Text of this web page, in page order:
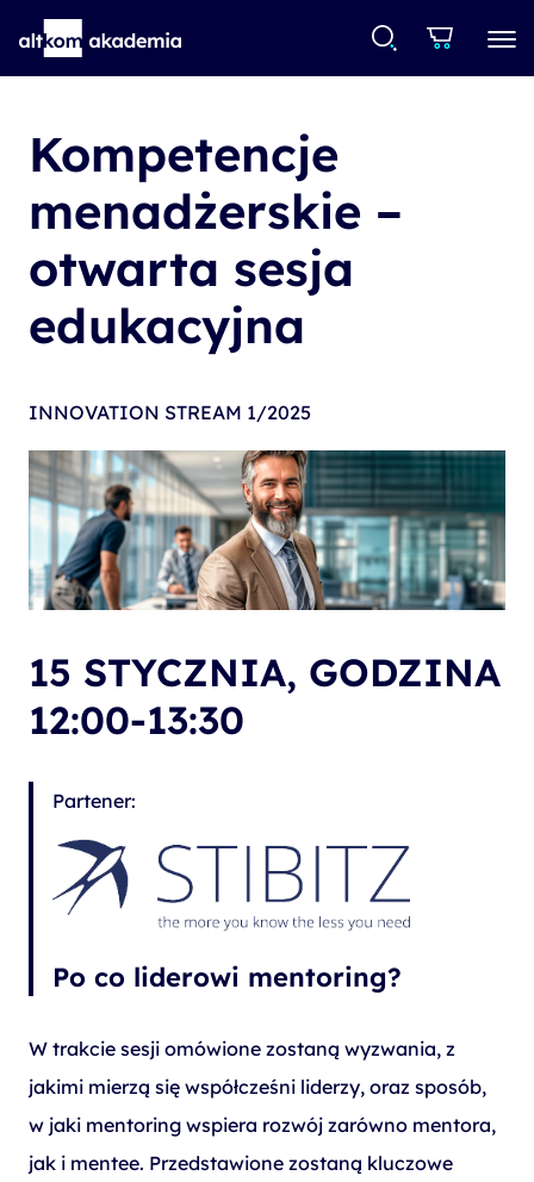
Kompetencje
menadżerskie –
otwarta sesja
edukacyjna
INNOVATION STREAM 1/2025
15 STYCZNIA, GODZINA
12:00-13:30
Partener:
Po co liderowi mentoring?
W trakcie sesji omówione zostaną wyzwania, z
jakimi mierzą się współcześni liderzy, oraz sposób,
w jaki mentoring wspiera rozwój zarówno mentora,
jak i mentee. Przedstawione zostaną kluczowe